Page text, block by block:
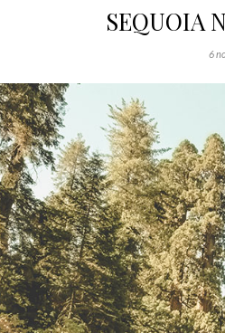
SEQUOIA
6